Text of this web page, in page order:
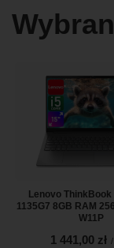
Lenovo ThinkBook
1135G7 8GB RAM
W11P
1 441,00 zł /